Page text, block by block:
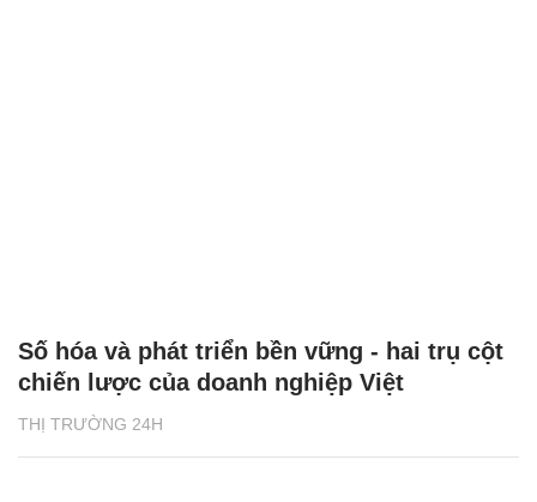
THỊ TRƯỜNG 24H
Số hóa và phát triển bền vững - hai trụ cột
chiến lược của doanh nghiệp Việt